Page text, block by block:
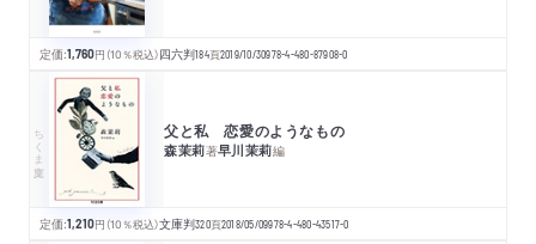
定価:1,760円 （10％税込）四六判184頁2019/10/30978-4-480-87908-0
ちくま文庫 父と私 恋愛のようなもの
森茉莉著早川茉莉編
定価:1,210円 （10％税込）文庫判320頁2018/05/09978-4-480-43517-0